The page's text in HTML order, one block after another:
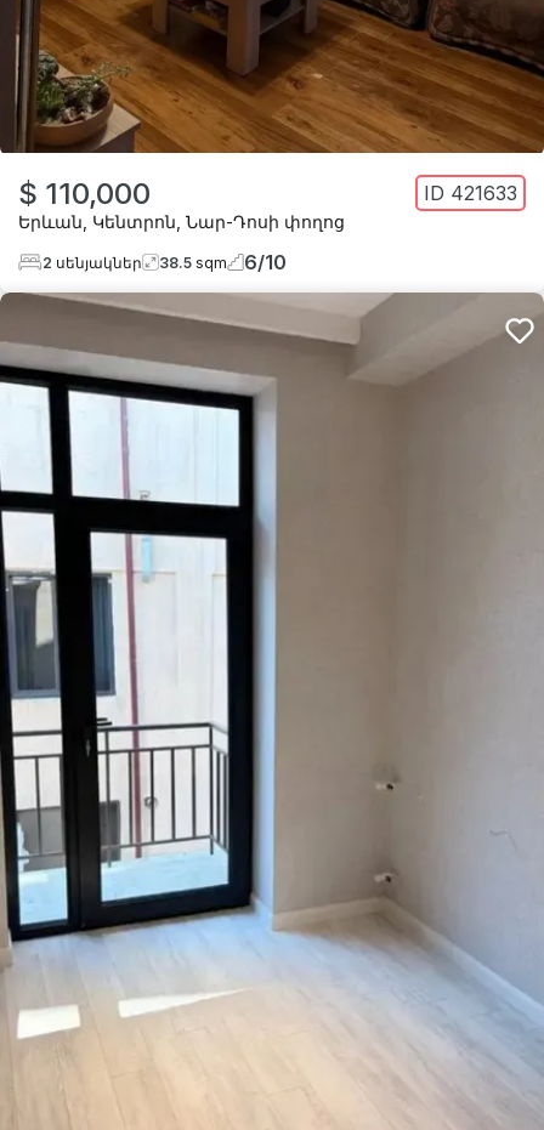
$ 110,000 ID 421633
Երևան, Կենտրոն, Նար-Դոսի փողոց
2 սենյակներ 38.5 sqm 6/10